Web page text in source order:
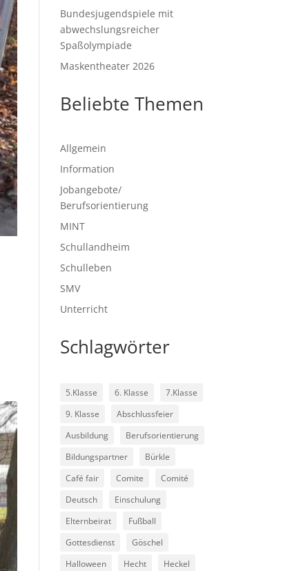
Bundesjugendspiele mit
abwechslungsreicher
Spaßolympiade
Maskentheater 2026
Beliebte Themen
Allgemein
Information
Jobangebote/
Berufsorientierung
MINT
Schullandheim
Schulleben
SMV
Unterricht
Schlagwörter
5.Klasse 6. Klasse
7.Klasse
9. Klasse
Abschlussfeier
Ausbildung
Berufsorientierung
Bildungspartner
Bürkle
Café fair
Comite
Comité
Deutsch
Einschulung
Elternbeirat
Fußball
Gottesdienst
Göschel
Halloween
Hecht Heckel